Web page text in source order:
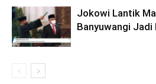
Jokowi Lantik
Banyuwangi Jadi